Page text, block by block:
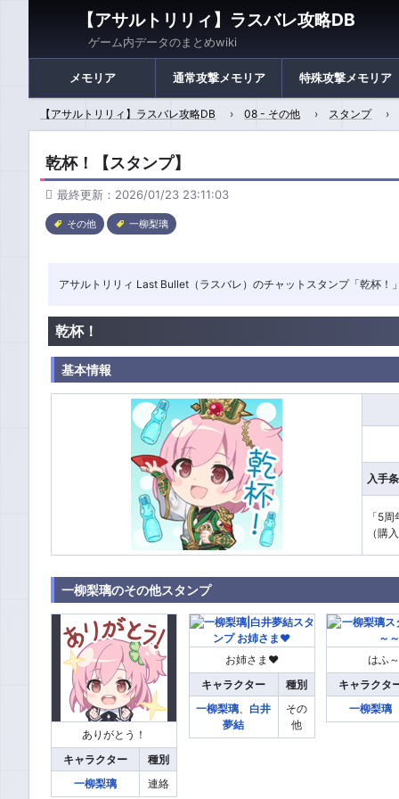
【アサルトリリィ】ラスバレ攻略DB
ゲーム内データのまとめwiki
メモリア 通常攻撃メモリア 特殊攻撃メモリア
【アサルトリリィ】ラスバレ攻略DB 08 - その他 スタンプ
乾杯！【スタンプ】
最終更新：2026/01/23 23:11:03
その他 一柳梨璃
アサルトリリィ Last Bullet（ラスバレ）のチャットスタンプ「乾杯！
乾杯！
基本情報
入手
「5
（購
一柳梨璃のその他スタンプ
ありがとう！
キャラクター
種別
一柳梨璃
連絡
お姉さま♥
キャラクター
種別
一柳梨璃、 白井
夢結
その
他
はふ
キャラクタ
一柳梨璃